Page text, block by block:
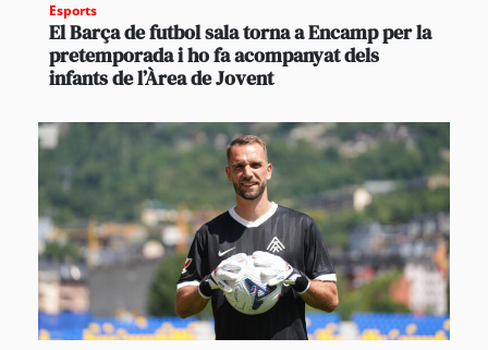
Esports
El Barça de futbol sala torna a Encamp per la
pretemporada i ho fa acompanyat dels
infants de l’Àrea de Jovent